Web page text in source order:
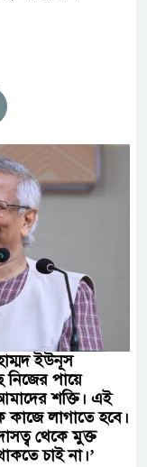
জব্দ
ইউনূস
নিজের পায়ে
শক্তি। এই
লাগাতে হবে।
থেকে মুক্ত
চাই না।’